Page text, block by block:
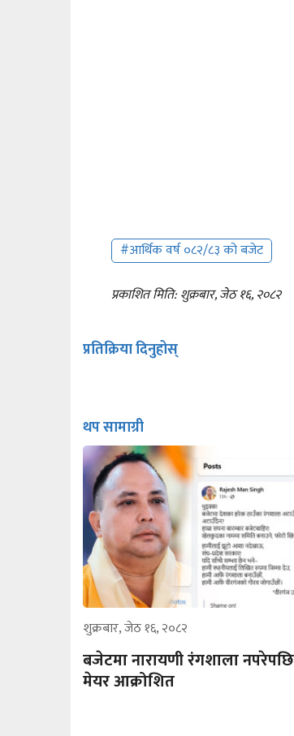
#आर्थिक वर्ष ०८२/८३ को बजेट
प्रकाशित मिति: शुक्रबार, जेठ १६, २०८२
प्रतिक्रिया दिनुहोस्
थप सामाग्री
शुक्रबार, जेठ १६, २०८२
बजेटमा नारायणी रंगशाला
मेयर आक्रोशित